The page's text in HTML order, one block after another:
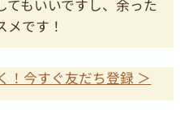
てもいいですし、余った
です！
！今すぐ友だち登録 ＞